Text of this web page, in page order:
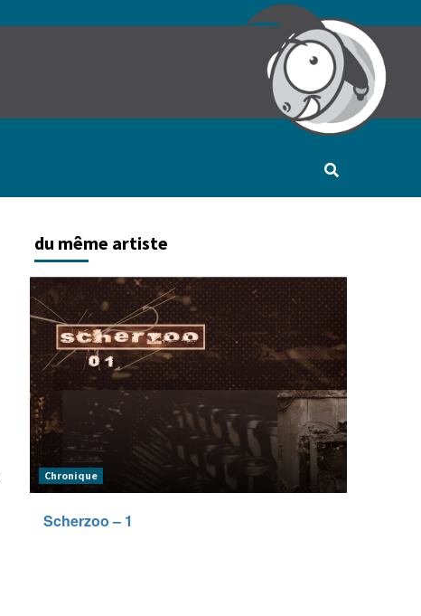
du même artiste
Chronique
Scherzoo – 1